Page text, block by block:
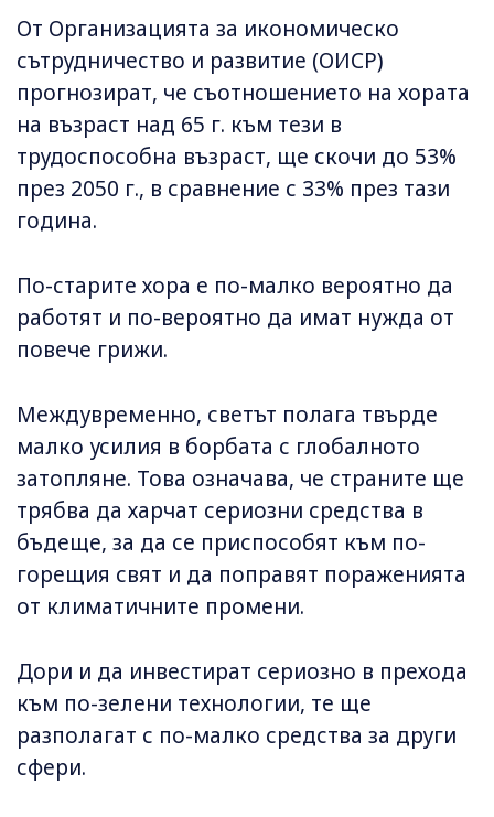
От Организацията за икономическо
сътрудничество и развитие (ОИСР)
прогнозират, че съотношението на хората
на възраст над 65 г. към тези в
трудоспособна възраст, ще скочи до 53%
през 2050 г., в сравнение с 33% през тази
година.
По-старите хора е по-малко вероятно да
работят и по-вероятно да имат нужда от
повече грижи.
Междувременно, светът полага твърде
малко усилия в борбата с глобалното
затопляне. Това означава, че страните ще
трябва да харчат сериозни средства в
бъдеще, за да се приспособят към по-
горещия свят и да поправят пораженията
от климатичните промени.
Дори и да инвестират сериозно в прехода
към по-зелени технологии, те ще
разполагат с по-малко средства за други
сфери.